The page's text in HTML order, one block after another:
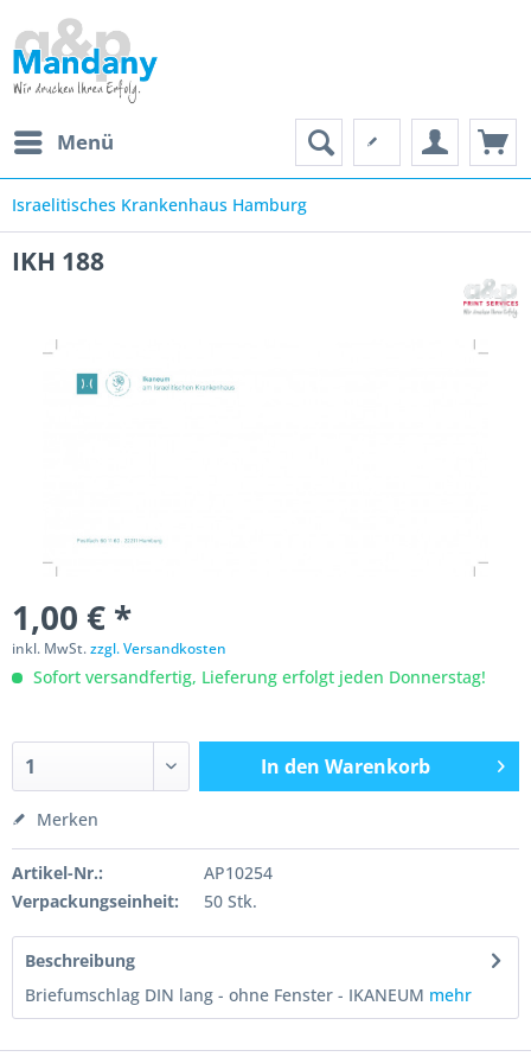
Menü
Israelitisches Krankenhaus Hamburg
IKH 188
1,00 € *
inkl. MwSt.zzgl. Versandkosten
Sofort versandfertig, Lieferung erfolgt jeden Donnerstag!
In den Warenkorb
Merken
Artikel-Nr.:
AP10254
Verpackungseinheit:
50 Stk.
Beschreibung
Briefumschlag DIN lang - ohne Fenster - IKANEUM mehr